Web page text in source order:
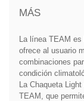
MÁS
La línea TEAM
ofrece al usuario
combinaciones
condición
La Chaqueta
TEAM, que